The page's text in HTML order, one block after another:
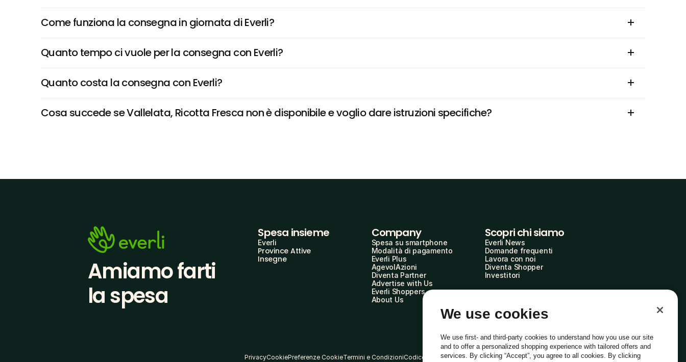
Come funziona la consegna in giornata di Everli?
Quanto tempo ci vuole per la consegna con Everli?
Quanto costa la consegna con Everli?
Cosa succede se Vallelata, Ricotta Fresca non è disponibile e voglio dare istruzioni specifiche?
Amiamo farti
la spesa
Spesa insieme
Everli
Province Attive
Insegne
Company
Spesa su smartphone
Modalità di pagamento
Everli Plus
AgevolAzioni
Diventa Partner
Advertise with Us
Everli Shoppers
About Us
Scopri chi siamo
Everli News
Domande frequenti
Lavora con noi
Diventa Shopper
Investitori
PrivacyCookiePreferenze CookieTermini e CondizioniCodice Etico
We use cookies
We use first- and third-party cookies to understand how you use our site
and to offer a personalized shopping experience with tailored offers and
services. By clicking “Accept”, you agree to all cookies. By clicking